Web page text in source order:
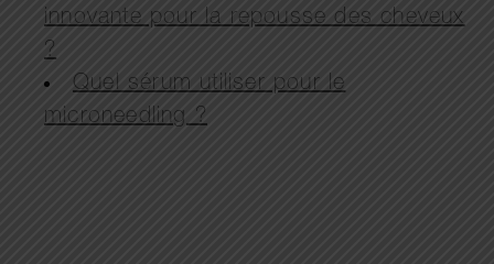
innovante pour la repousse des cheveux
?
Quel sérum utiliser pour le
microneedling ?